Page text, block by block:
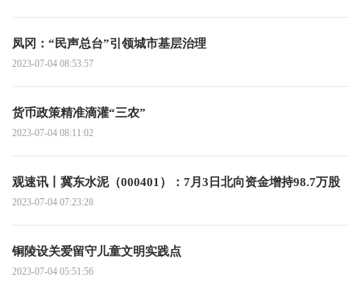
凤冈：“民声总台”引领城市基层治理
2023-07-04 08:53:57
货币政策精准滴灌“三农”
2023-07-04 08:11:02
观速讯丨冀东水泥（000401）：7月3日北向资金增持98.7万股
2023-07-04 07:23:28
铜陵设关爱留守儿童文明实践点
2023-07-04 05:51:56